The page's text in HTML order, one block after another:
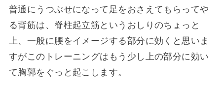
普通にうつぶせになって足をおさえてもらってや
る背筋は、脊柱起立筋というおしりのちょっと
上、一般に腰をイメージする部分に効くと思いま
すがこのトレーニングはもう少し上の部分に効い
て胸郭をぐっと起こします。